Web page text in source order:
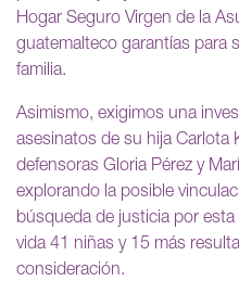
Hogar Seguro Virgen de la
guatemalteco garantías para
familia.
Asimismo, exigimos una
asesinatos de su hija Carlota
defensoras Gloria Pérez y
explorando la posible
búsqueda de justicia por
vida 41 niñas y 15 más
consideración.